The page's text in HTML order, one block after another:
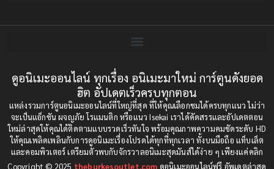
Bondage (ทาส)(1)
boys love(1)
Censored (เซ็นเซอร์) (19)
Comedy (ตลก) (85)
2001
2000
1997
1996
1993
1992
1991
1990
1989
1988
1987
1985
ดูอนิเมะออนไลน์ ทุกเรื่อง อนิเมะมาใหม่ การ์ตูนดังยอด
ฮิต อัปเดตเร็วครบทุกตอน
แหล่งรวมการ์ตูนอนิเมะออนไลน์ที่ใหญ่ที่สุด ที่ให้คุณเลือกชมได้ครบทุกแนว ไม่ว่า
จะเป็นแอ็กชัน ผจญภัย โรแมนติก หรือแนว Isekai เราได้คัดสรรและอัปเดตตอน
ใหม่ล่าสุดให้คุณได้ติดตามแบบรวดเร็วทันใจ พร้อมคุณภาพความคมชัดระดับ HD
ให้คุณเพลิดเพลินกับการดูอนิเมะเรื่องโปรดได้ทุกที่ทุกเวลา ทั้งบนมือถือ แท็บเล็ต
และคอมพิวเตอร์ เตรียมตัวพบกับจักรวาลอนิเมะสุดมันส์ได้ง่าย ๆ เพียงแค่คลิก
Copyright © 2025 theburkesoutlet.com ดูอนิเมะออนไลน์ฟรี อัพเดตล่าสุด